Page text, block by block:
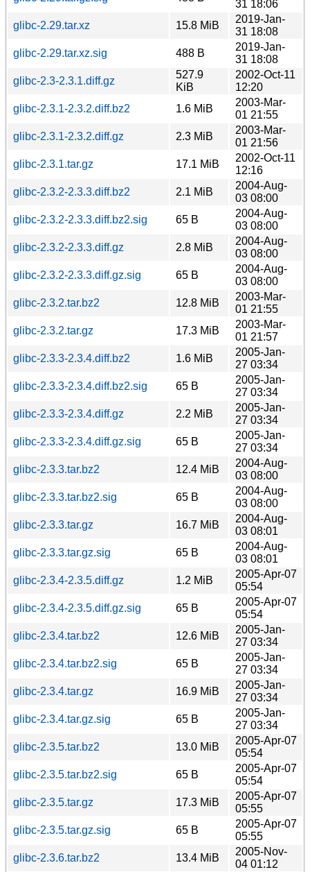
31 18:06
glibc-2.29.tar.xz
15.8 MiB
2019-Jan-
31 18:08
glibc-2.29.tar.xz.sig
488 B
2019-Jan-
31 18:08
glibc-2.3-2.3.1.diff.gz
527.9
KiB
2002-Oct-11
12:20
glibc-2.3.1-2.3.2.diff.bz2
1.6 MiB
2003-Mar-
01 21:55
glibc-2.3.1-2.3.2.diff.gz
2.3 MiB
2003-Mar-
01 21:56
glibc-2.3.1.tar.gz
17.1 MiB
2002-Oct-11
12:16
glibc-2.3.2-2.3.3.diff.bz2
2.1 MiB
2004-Aug-
03 08:00
glibc-2.3.2-2.3.3.diff.bz2.sig
65 B
2004-Aug-
03 08:00
glibc-2.3.2-2.3.3.diff.gz
2.8 MiB
2004-Aug-
03 08:00
glibc-2.3.2-2.3.3.diff.gz.sig
65 B
2004-Aug-
03 08:00
glibc-2.3.2.tar.bz2
12.8 MiB
2003-Mar-
01 21:55
glibc-2.3.2.tar.gz
17.3 MiB
2003-Mar-
01 21:57
glibc-2.3.3-2.3.4.diff.bz2
1.6 MiB
2005-Jan-
27 03:34
glibc-2.3.3-2.3.4.diff.bz2.sig
65 B
2005-Jan-
27 03:34
glibc-2.3.3-2.3.4.diff.gz
2.2 MiB
2005-Jan-
27 03:34
glibc-2.3.3-2.3.4.diff.gz.sig
65 B
2005-Jan-
27 03:34
glibc-2.3.3.tar.bz2
12.4 MiB
2004-Aug-
03 08:00
glibc-2.3.3.tar.bz2.sig
65 B
2004-Aug-
03 08:00
glibc-2.3.3.tar.gz
16.7 MiB
2004-Aug-
03 08:01
glibc-2.3.3.tar.gz.sig
65 B
2004-Aug-
03 08:01
glibc-2.3.4-2.3.5.diff.gz
1.2 MiB
2005-Apr-07
05:54
glibc-2.3.4-2.3.5.diff.gz.sig
65 B
2005-Apr-07
05:54
glibc-2.3.4.tar.bz2
12.6 MiB
2005-Jan-
27 03:34
glibc-2.3.4.tar.bz2.sig
65 B
2005-Jan-
27 03:34
glibc-2.3.4.tar.gz
16.9 MiB
2005-Jan-
27 03:34
glibc-2.3.4.tar.gz.sig
65 B
2005-Jan-
27 03:34
glibc-2.3.5.tar.bz2
13.0 MiB
2005-Apr-07
05:54
glibc-2.3.5.tar.bz2.sig
65 B
2005-Apr-07
05:54
glibc-2.3.5.tar.gz
17.3 MiB
2005-Apr-07
05:55
glibc-2.3.5.tar.gz.sig
65 B
2005-Apr-07
05:55
glibc-2.3.6.tar.bz2
13.4 MiB
2005-Nov-
04 01:12